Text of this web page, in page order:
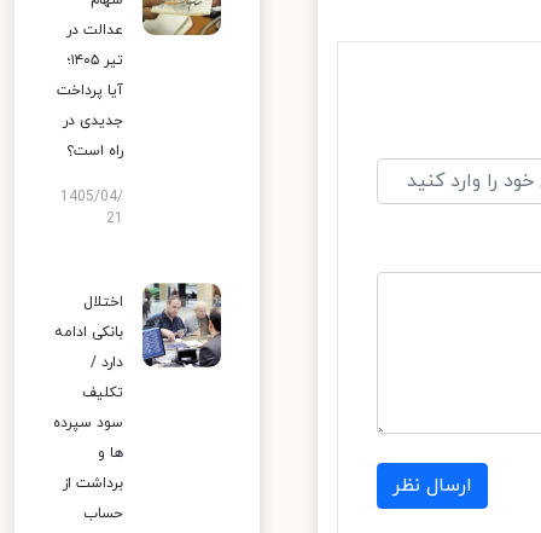
ارسال نظر
عدالت در
تیر ۱۴۰۵؛
آیا پرداخت
جدیدی در
راه است؟
1405/04/
اختلال
بانکی ادامه
دارد /
تکلیف
سود سپرده
ها و
برداشت از
حساب